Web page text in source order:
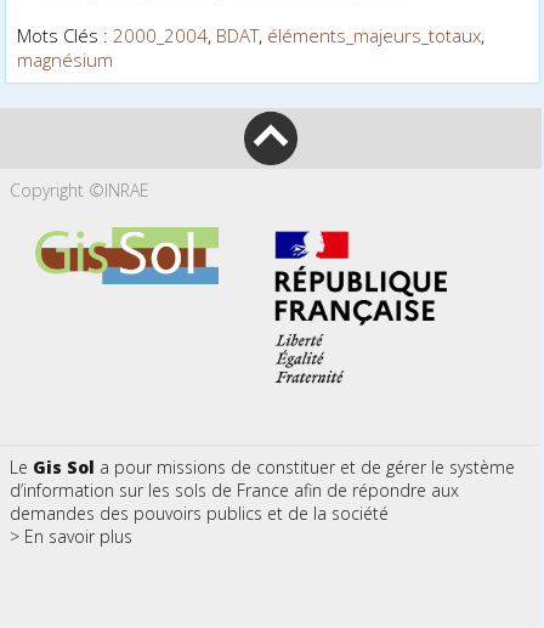
Mots Clés : 2000_2004, BDAT, éléments_majeurs_totaux,
magnésium
Copyright ©INRAE
Le Gis Sol a pour missions de constituer et de gérer le système
d’information sur les sols de France afin de répondre aux
demandes des pouvoirs publics et de la société
> En savoir plus